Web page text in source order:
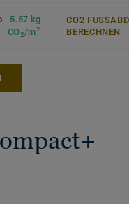
5.57 kg
CO2/m2
CO2
ERECHNEN